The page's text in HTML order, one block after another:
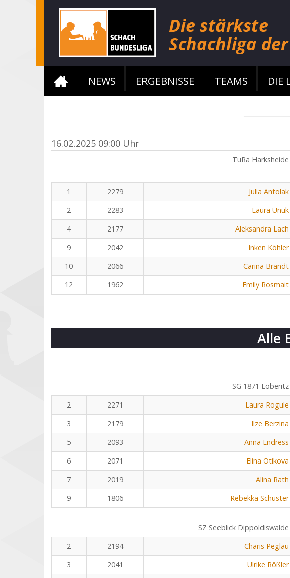
NEWS ERGEBNISSE TEAMS DIE
16.02.2025 09:00 Uhr
TuRa Harksheide
1 2279 Julia Antolak
2
2283 Laura Unuk
4
2177 Aleksandra Lach
9
2042 Inken Köhler
10
2066 Carina Brandt
12
1962 Emily Rosmait
Alle
SG 1871 Löberitz
2
2271 Laura Rogule
3
2179 Ilze Berzina
5
2093 Anna Endress
6
2071 Elina Otikova
7
2019 Alina Rath
9
1806 Rebekka Schuster
SZ Seeblick Dippoldiswalde
2
2194 Charis Peglau
3
2041 Ulrike Rößler